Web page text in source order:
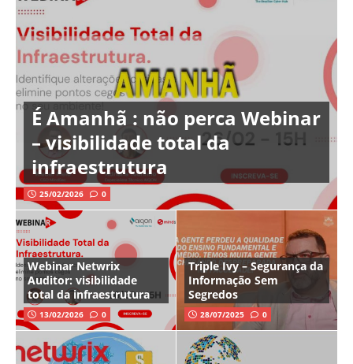
É Amanhã : não perca Webinar
– visibilidade total da
infraestrutura
25/02/2026 0
Webinar Netwrix
Auditor: visibilidade
total da infraestrutura
13/02/2026 0
Triple Ivy – Segurança da
Informação Sem
Segredos
28/07/2025 0